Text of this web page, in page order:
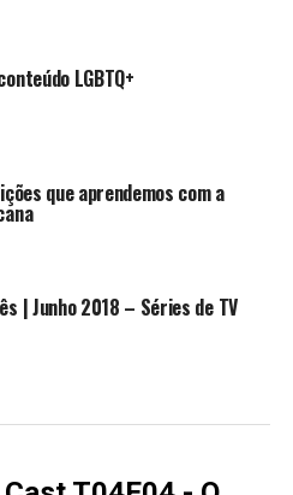
LGBTQ+
que aprendemos com a
| Junho 2018 – Séries de TV